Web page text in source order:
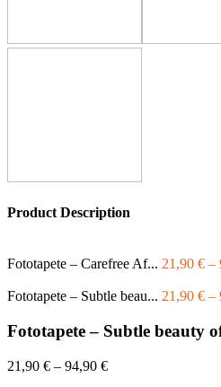
Product Description
Fototapete – Carefree Af... 21,90 € –
Fototapete – Subtle beau... 21,90 € –
Fototapete – Subtle beauty
21,90 € – 94,90 €